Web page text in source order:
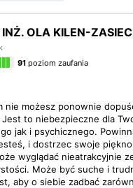
INŻ. OLA KILEN-
91 poziom zaufania
nie możesz ponownie
Jest to niebezpieczne dla
jak i psychicznego.
i dostrzec swoje
wyglądać nieatrakcyjnie
Może być suche i
aby o siebie zadbać